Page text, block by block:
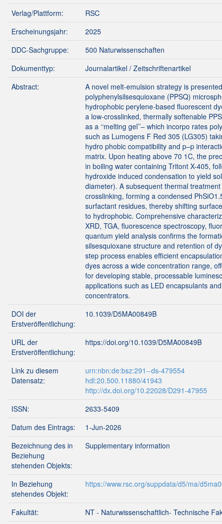
Verlag/Plattform:
RSC
Erscheinungsjahr:
2025
DDC-Sachgruppe:
500 Naturwissenschaften
Dokumenttyp:
Journalartikel / Zeitschriftenartikel
Abstract:
A novel melt-emulsion strategy is
polyphenylsilsesquioxane (PPSQ)
hydrophobic perylene-based fluorescent
a low-crosslinked, thermally softenable
as a ‘‘melting gel’’– which incorpo rates
such as Lumogens F Red 305 (LG305)
hydro phobic compatibility and p–p
matrix. Upon heating above 70 1C, the
in boiling water containing Tritont X-405,
hydroxide induced condensation to yield
diameter). A subsequent thermal
crosslinking, forming a condensed
surfactant residues, thereby shifting
to hydrophobic. Comprehensive
XRD, TGA, fluorescence spectroscopy,
quantum yield analysis confirms the
silsesquioxane structure and retention of
step process enables efficient
dyes across a wide concentration range,
for developing stable, processable
applications such as LED encapsulants
concentrators.
DOI der
Erstveröffentlichung:
10.1039/D5MA00849B
URL der
Erstveröffentlichung:
https://doi.org/10.1039/D5MA00849B
Link zu diesem
Datensatz:
urn:nbn:de:bsz:291--ds-479554
hdl:20.500.11880/41943
http://dx.doi.org/10.22028/D291-47955
ISSN:
2633-5409
Datum des Eintrags:
1-Jun-2026
Bezeichnung des in
Beziehung
stehenden Objekts:
Supplementary information
In Beziehung
stehendes Objekt:
https://www.rsc.org/suppdata/d5/ma/
Fakultät:
NT - Naturwissenschaftlich- Technische